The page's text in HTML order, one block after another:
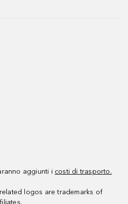
aggiunti i costi di trasporto.
logos are trademarks of